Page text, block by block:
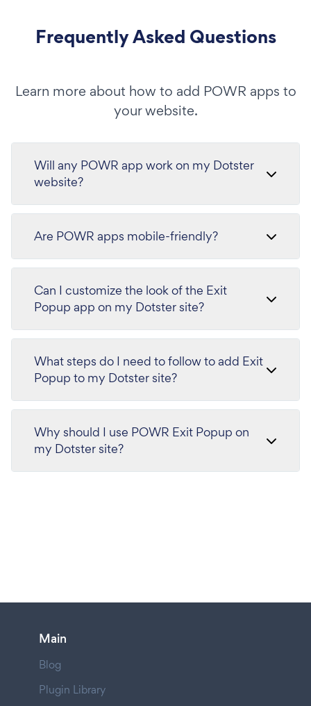
Frequently Asked Questions
Learn more about how to add POWR apps to
your website.
Will any POWR app work on my Dotster
website?
Are POWR apps mobile-friendly?
Can I customize the look of the Exit
Popup app on my Dotster site?
What steps do I need to follow to add Exit
Popup to my Dotster site?
Why should I use POWR Exit Popup on
my Dotster site?
Main
Blog
Plugin Library